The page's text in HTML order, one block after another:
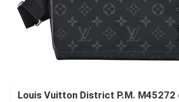
Louis Vuitton District P.M. M45272